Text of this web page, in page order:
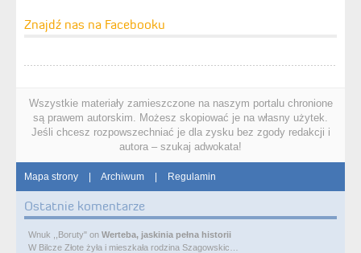
Znajdź nas na Facebooku
Wszystkie materiały zamieszczone na naszym portalu chronione
są prawem autorskim. Możesz skopiować je na własny użytek.
Jeśli chcesz rozpowszechniać je dla zysku bez zgody redakcji i
autora – szukaj adwokata!
Mapa strony | Archiwum | Regulamin
Ostatnie komentarze
Wnuk ,,Boruty" on Werteba, jaskinia pełna historii
W Bilcze Złote żyła i mieszkała rodzina Szagowskic…